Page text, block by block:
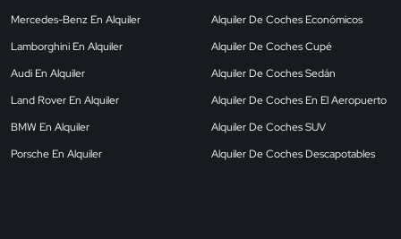
Mercedes-Benz En Alquiler
Lamborghini En Alquiler
Audi En Alquiler
Land Rover En Alquiler
BMW En Alquiler
Porsche En Alquiler
Alquiler De Coches Económicos
Alquiler De Coches Cupé
Alquiler De Coches Sedán
Alquiler De Coches En El Aeropuerto
Alquiler De Coches SUV
Alquiler De Coches Descapotables